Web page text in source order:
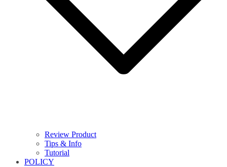
Review Product
Tips & Info
Tutorial
POLICY